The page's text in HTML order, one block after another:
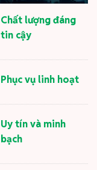
Chất lượng đáng
tin cậy
Phục vụ linh hoạt
Uy tín và minh
bạch